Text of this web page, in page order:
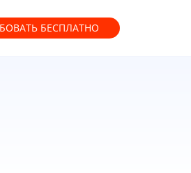
БЕСПЛАТНО